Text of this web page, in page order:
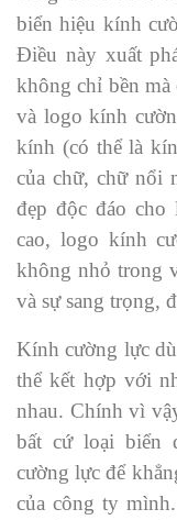
biển hiệu kính
Điều này xuất
không chỉ bền mà
và logo kính
kính (có thể là
của chữ, chữ nổi
đẹp độc đáo
cao, logo kính
không nhỏ trong
và sự sang trọng,
Kính cường lực
thể kết hợp với
nhau. Chính vì
bất cứ loại biển
cường lực để
của công ty